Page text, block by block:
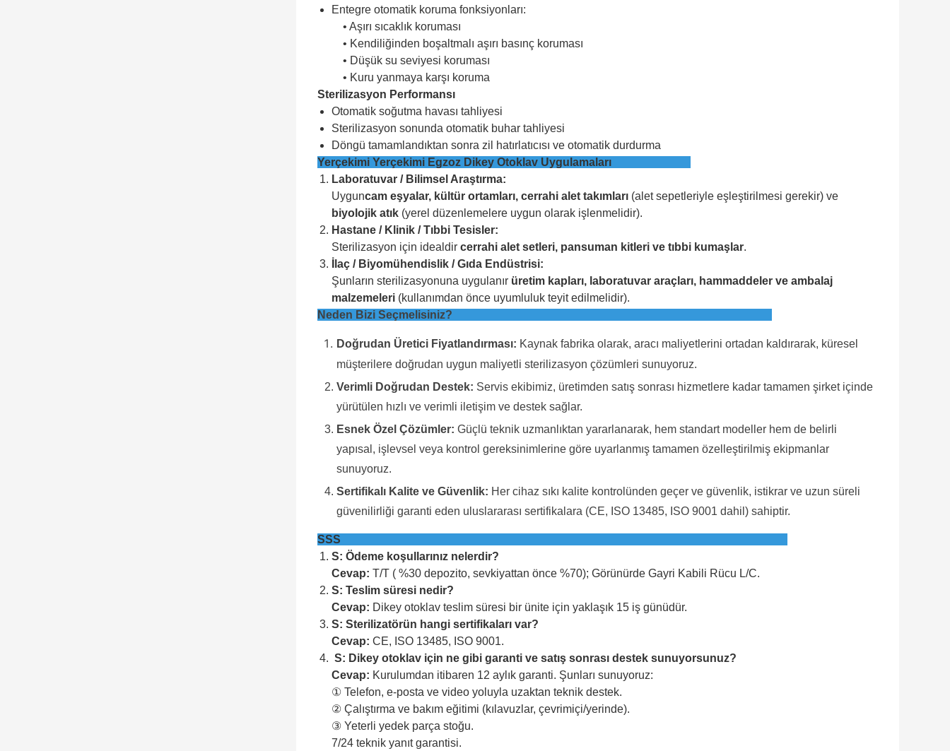
Entegre otomatik koruma fonksiyonları:
• Aşırı sıcaklık koruması
• Kendiliğinden boşaltmalı aşırı basınç koruması
• Düşük su seviyesi koruması
• Kuru yanmaya karşı koruma
Sterilizasyon Performansı
Otomatik soğutma havası tahliyesi
Sterilizasyon sonunda otomatik buhar tahliyesi
Döngü tamamlandıktan sonra zil hatırlatıcısı ve otomatik durdurma
Yerçekimi Yerçekimi Egzoz Dikey Otoklav Uygulamaları
Laboratuvar / Bilimsel Araştırma:
Uyguncam eşyalar, kültür ortamları, cerrahi alet takımları (alet sepetleriyle eşleştirilmesi gerekir) ve
biyolojik atık (yerel düzenlemelere uygun olarak işlenmelidir).
Hastane / Klinik / Tıbbi Tesisler:
Sterilizasyon için idealdir cerrahi alet setleri, pansuman kitleri ve tıbbi kumaşlar.
İlaç / Biyomühendislik / Gıda Endüstrisi:
Şunların sterilizasyonuna uygulanır üretim kapları, laboratuvar araçları, hammaddeler ve ambalaj
malzemeleri (kullanımdan önce uyumluluk teyit edilmelidir).
Neden Bizi Seçmelisiniz?
Doğrudan Üretici Fiyatlandırması: Kaynak fabrika olarak, aracı maliyetlerini ortadan kaldırarak, küresel
müşterilere doğrudan uygun maliyetli sterilizasyon çözümleri sunuyoruz.
Verimli Doğrudan Destek: Servis ekibimiz, üretimden satış sonrası hizmetlere kadar tamamen şirket içinde
yürütülen hızlı ve verimli iletişim ve destek sağlar.
Esnek Özel Çözümler: Güçlü teknik uzmanlıktan yararlanarak, hem standart modeller hem de belirli
yapısal, işlevsel veya kontrol gereksinimlerine göre uyarlanmış tamamen özelleştirilmiş ekipmanlar
sunuyoruz.
Sertifikalı Kalite ve Güvenlik: Her cihaz sıkı kalite kontrolünden geçer ve güvenlik, istikrar ve uzun süreli
güvenilirliği garanti eden uluslararası sertifikalara (CE, ISO 13485, ISO 9001 dahil) sahiptir.
SSS
S: Ödeme koşullarınız nelerdir?
Cevap: T/T ( %30 depozito, sevkiyattan önce %70); Görünürde Gayri Kabili Rücu L/C.
S: Teslim süresi nedir?
Cevap: Dikey otoklav teslim süresi bir ünite için yaklaşık 15 iş günüdür.
S: Sterilizatörün hangi sertifikaları var?
Cevap: CE, ISO 13485, ISO 9001.
S: Dikey otoklav için ne gibi garanti ve satış sonrası destek sunuyorsunuz?
Cevap: Kurulumdan itibaren 12 aylık garanti. Şunları sunuyoruz:
① Telefon, e-posta ve video yoluyla uzaktan teknik destek.
② Çalıştırma ve bakım eğitimi (kılavuzlar, çevrimiçi/yerinde).
③ Yeterli yedek parça stoğu.
7/24 teknik yanıt garantisi.